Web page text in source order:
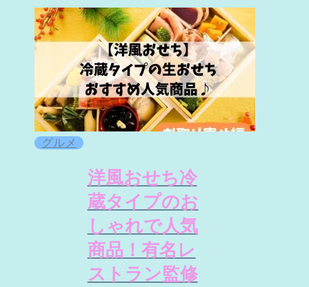
グルメ
洋風おせち冷
蔵タイプのお
しゃれで人気
商品！有名レ
ストラン監修